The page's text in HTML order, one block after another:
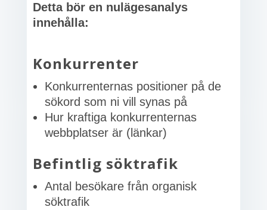
Detta bör en nulägesanalys
innehålla:
Konkurrenter
Konkurrenternas positioner på de
sökord som ni vill synas på
Hur kraftiga konkurrenternas
webbplatser är (länkar)
Befintlig söktrafik
Antal besökare från organisk
söktrafik